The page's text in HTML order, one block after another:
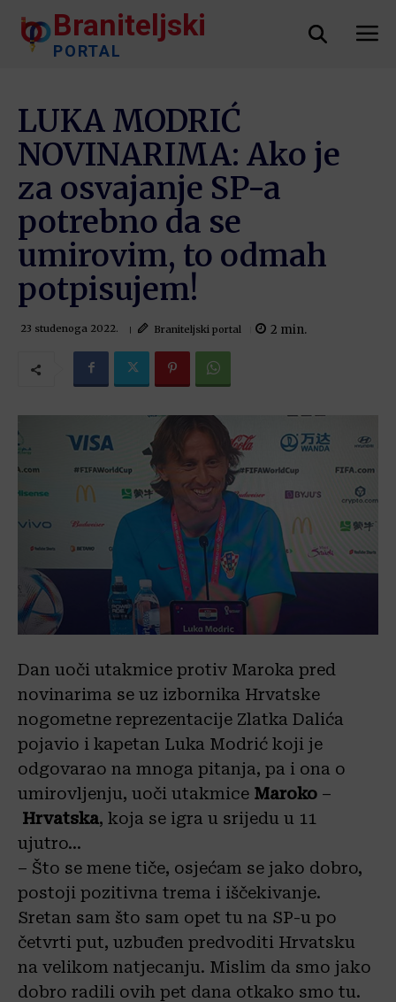
Braniteljski
PORTAL
LUKA MODRIĆ
NOVINARIMA: Ako je
za osvajanje SP-a
potrebno da se
umirovim, to odmah
potpisujem!
23 studenoga 2022. Braniteljski portal 2 min.
Dan uoči utakmice protiv Maroka pred
novinarima se uz izbornika Hrvatske
nogometne reprezentacije Zlatka Dalića
pojavio i kapetan Luka Modrić koji je
odgovarao na mnoga pitanja, pa i ona o
umirovljenju, uoči utakmice Maroko –
Hrvatska, koja se igra u srijedu u 11
ujutro…
– Što se mene tiče, osjećam se jako dobro,
postoji pozitivna trema i iščekivanje.
Sretan sam što sam opet tu na SP-u po
četvrti put, uzbuđen predvoditi Hrvatsku
na velikom natjecanju. Mislim da smo jako
dobro radili ovih pet dana otkako smo tu.